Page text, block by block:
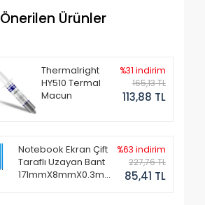
Önerilen Ürünler
Thermalright
HY510 Termal
Macun
%31 indirim
165,13 TL
113,88 TL
Notebook Ekran Çift
Taraflı Uzayan Bant
171mmX8mmX0.3mm
%63 indirim
227,76 TL
85,41 TL